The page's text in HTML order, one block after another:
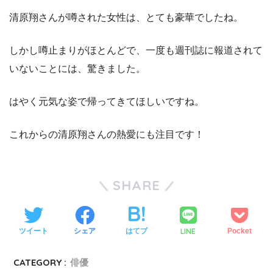
清原翔さんが噂された女性は、とても豪華でしたね。
しかし噂止まりがほとんどで、一度も週刊誌に報道されて
いないことには、驚きました。
はやく元気な姿で帰ってきてほしいですね。
これからの清原翔さんの熱愛にも注目です！
SHARE
ツイート シェア はてブ LINE Pocket
CATEGORY : 俳優